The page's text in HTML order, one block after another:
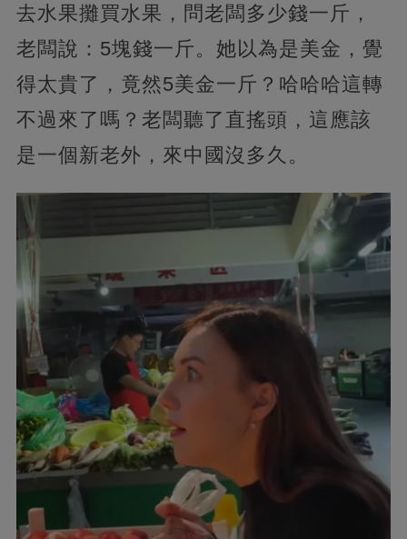
去水果攤買水果，問老闆多少錢一斤，
老闆說：5塊錢一斤。她以為是美金，覺
得太貴了，竟然5美金一斤？哈哈哈這轉
不過來了嗎？老闆聽了直搖頭，這應該
是一個新老外，來中國沒多久。